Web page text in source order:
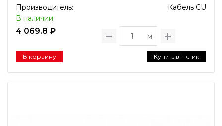
Производитель:
Кабель CU
В наличии
4 069.8 ₽
м
В корзину Купить в 1 клик